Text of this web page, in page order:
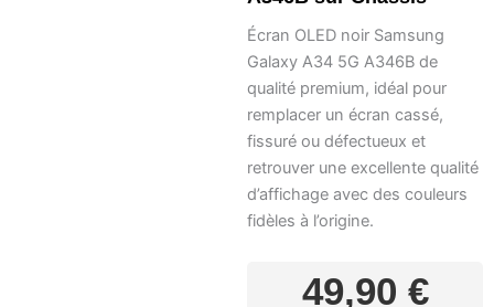
Écran OLED noir Samsung
Galaxy A34 5G A346B de
qualité premium, idéal pour
remplacer un écran cassé,
fissuré ou défectueux et
retrouver une excellente qualité
d’affichage avec des couleurs
fidèles à l’origine.
49,90 €